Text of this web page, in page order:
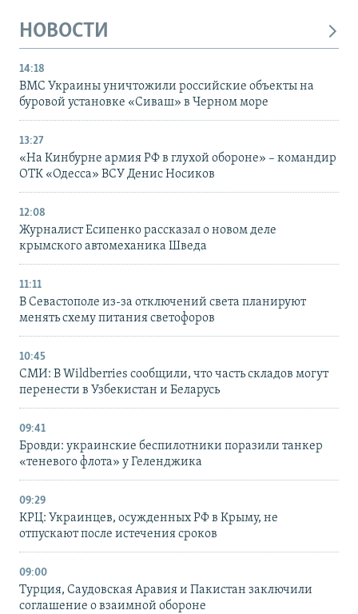
НОВОСТИ
14:18
ВМС Украины уничтожили российские объекты на
буровой установке «Сиваш» в Черном море
13:27
«На Кинбурне армия РФ в глухой обороне» – командир
ОТК «Одесса» ВСУ Денис Носиков
12:08
Журналист Есипенко рассказал о новом деле
крымского автомеханика Шведа
11:11
В Севастополе из-за отключений света планируют
менять схему питания светофоров
10:45
СМИ: В Wildberries сообщили, что часть складов могут
перенести в Узбекистан и Беларусь
09:41
Бровди: украинские беспилотники поразили танкер
«теневого флота» у Геленджика
09:29
КРЦ: Украинцев, осужденных РФ в Крыму, не
отпускают после истечения сроков
09:00
Турция, Саудовская Аравия и Пакистан заключили
соглашение о взаимной обороне